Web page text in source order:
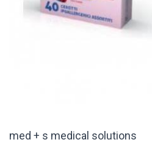
med + s medical solutions